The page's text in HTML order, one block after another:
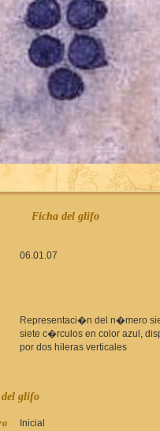
Ficha del glifo
06.01.07
Representaci�n del n�mero
siete c�rculos en color azul,
por dos hileras verticales
glifo
Inicial